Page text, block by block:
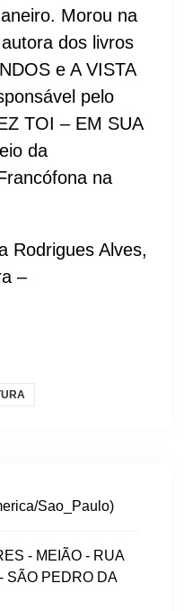
Morou na
dos livros
e A VISTA
pelo
TOI – EM SUA
da
na
Rodrigues Alves,
–
Sao_Paulo)
- MEIÃO - RUA
SÃO PEDRO DA